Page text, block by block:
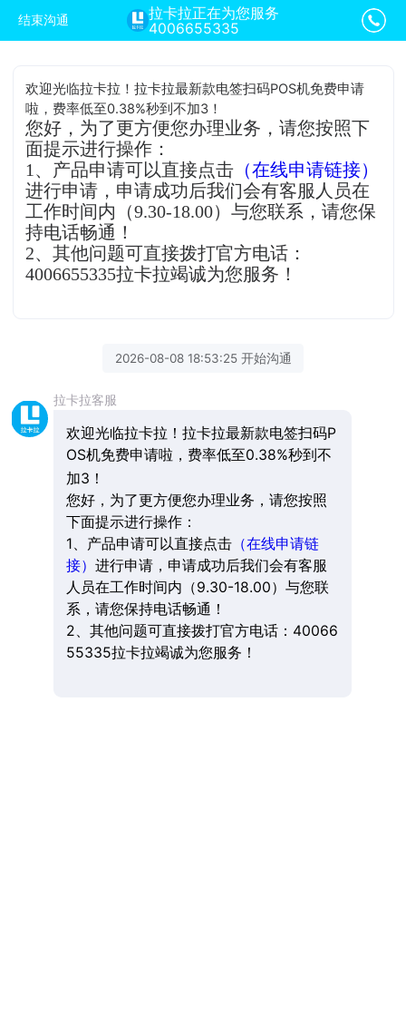
结束沟通
拉卡拉正在为您服务
4006655335
欢迎光临拉卡拉！拉卡拉最新款电签扫码POS机免费申请
啦，费率低至0.38%秒到不加3！
您好，为了更方便您办理业务，请您按照下
面提示进行操作：
1、产品申请可以直接点击 （在线申请链接）
进行申请，申请成功后我们会有客服人员在
工作时间内（9.30-18.00）与您联系，请您保
持电话畅通！
2、其他问题可直接拨打官方电话：
4006655335拉卡拉竭诚为您服务！
2026-08-08 18:53:25 开始沟通
拉卡拉客服
欢迎光临拉卡拉！拉卡拉最新款电签扫码P
OS机免费申请啦，费率低至0.38%秒到不
加3！
您好，为了更方便您办理业务，请您按照
下面提示进行操作：
1、产品申请可以直接点击（在线申请链
接） 进行申请，申请成功后我们会有客服
人员在工作时间内（9.30-18.00）与您联
系，请您保持电话畅通！
2、其他问题可直接拨打官方电话：40066
55335拉卡拉竭诚为您服务！